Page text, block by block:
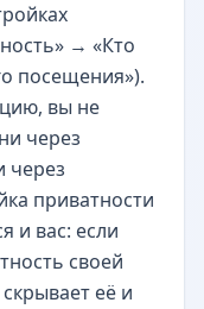
→ «Кто
посещения»).
вы не
через
через
приватности
и вас: если
своей
её и